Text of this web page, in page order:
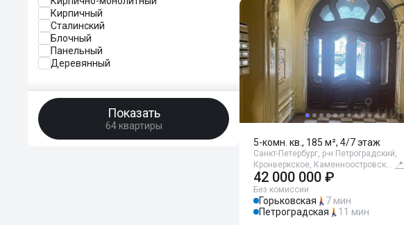
Кирпичный
Сталинский
Блочный
Панельный
Деревянный
Показать
64 квартиры
5-комн. кв., 185 м², 4/7 этаж
Санкт-Петербург, р-н Петроградский,
Кронверкское, Каменноостровск… 📍
42 000 000 ₽
Без комиссии
Горьковская
7 мин
Петроградская
11 мин